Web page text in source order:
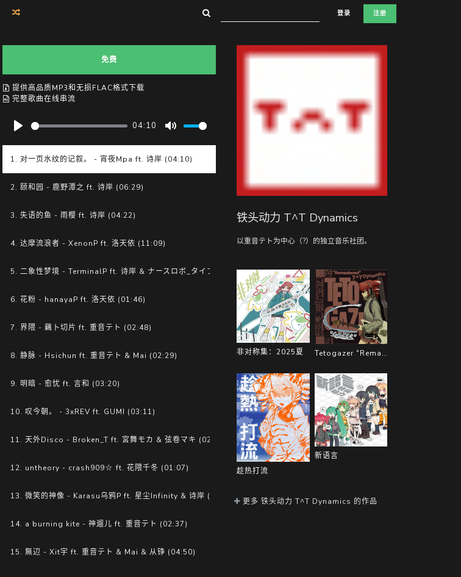
登录 注册
免费
提供高品质MP3和无损FLAC格式下载
完整歌曲在线串流
a
y
04:10
1. 对一页水纹的记叙。 - 宵夜Mpa ft. 诗岸 (04:10)
2. 颐和园 - 鹿野潭之 ft. 诗岸 (06:29)
3. 失语的鱼 - 雨樱 ft. 诗岸 (04:22)
4. 达摩流浪者 - XenonP ft. 洛天依 (11:09)
5. 二象性梦境 - TerminalP ft. 诗岸 & ナースロボ_タイプT (04:19)
6. 花粉 - hanayaP ft. 洛天依 (01:46)
7. 界隈 - 藕卜切片 ft. 重音テト (02:48)
8. 静脉 - Hsichun ft. 重音テト & Mai (02:29)
9. 明暗 - 愈忧 ft. 言和 (03:20)
10. 叹今朝。 - 3xREV ft. GUMI (03:11)
11. 天外Disco - Broken_T ft. 宮舞モカ & 弦卷マキ (02:49)
12. untheory - crash909☆ ft. 花隈千冬 (01:07)
13. 微笑的神像 - Karasu乌鸦P ft. 星尘Infinity & 诗岸 (04:21)
14. a burning kite - 神遛儿 ft. 重音テト (02:37)
15. 無辺 - Xit宇 ft. 重音テト & Mai & 从铮 (04:50)
铁头动力 T^T Dynamics
以重音テト为中心（?）的独立音乐社团。
非对称集：2025夏 Tetogazer "Remastered"
趁热打流
新语言
更多 铁头动力 T^T Dynamics 的作品